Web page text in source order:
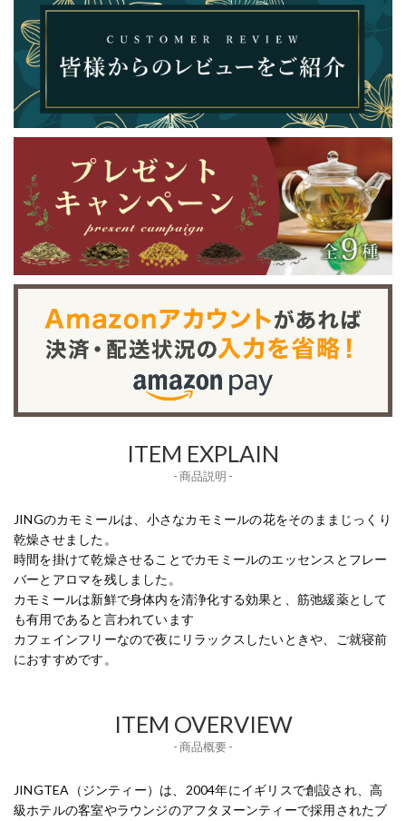
ITEM EXPLAIN
- 商品説明 -
JINGのカモミールは、小さなカモミールの花をそのままじっくり
乾燥させました。
時間を掛けて乾燥させることでカモミールのエッセンスとフレー
バーとアロマを残しました。
カモミールは新鮮で身体内を清浄化する効果と、筋弛緩薬として
も有用であると言われています
カフェインフリーなので夜にリラックスしたいときや、ご就寝前
におすすめです。
ITEM OVERVIEW
- 商品概要 -
JINGTEA（ジンティー）は、2004年にイギリスで創設され、高
級ホテルの客室やラウンジのアフタヌーンティーで採用されたブ